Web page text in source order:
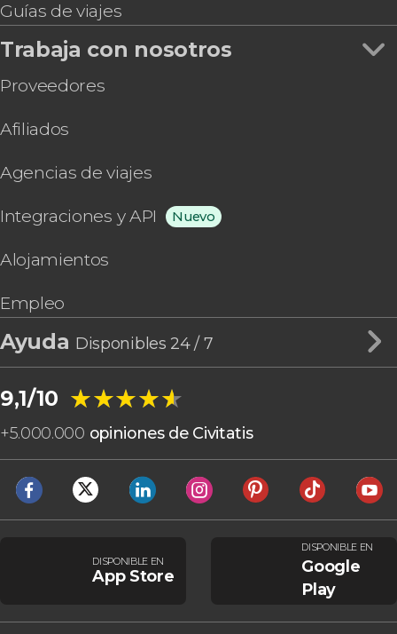
Guías de viajes
Trabaja con nosotros
Proveedores
Afiliados
Agencias de viajes
Integraciones y API Nuevo
Alojamientos
Empleo
Ayuda Disponibles 24 / 7
9,1/10 ★★★★★
★★★★★
+5.000.000 opiniones de Civitatis
DISPONIBLE EN
App Store
DISPONIBLE EN
Google
Play